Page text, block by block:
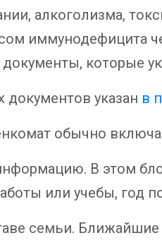
алкоголизма,
иммунодефицита
документы, которые
указан в
обычно
В этом
или учебы, год
семьи. Ближайшие